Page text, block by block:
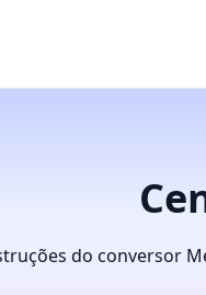
do conversor